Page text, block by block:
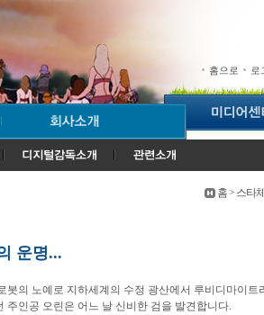
홈으로 로
홈 > 스타
운명...
의 노예로 지하세계의 수정 광산에서 루비디마이트
인공 오린은 어느 날 신비한 검을 발견합니다.